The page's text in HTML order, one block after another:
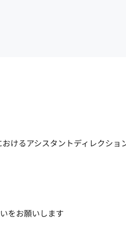
けるアシスタントディレクショ
をお願いします